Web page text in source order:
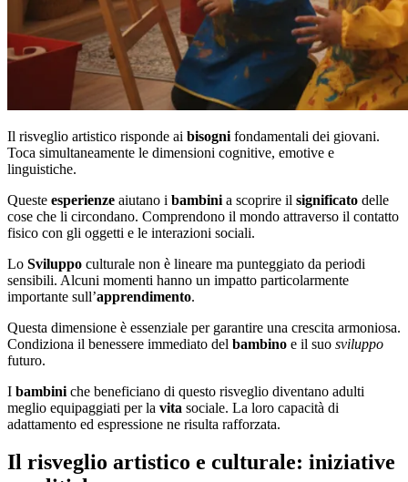
Il risveglio artistico risponde ai bisogni fondamentali dei giovani.
Toca simultaneamente le dimensioni cognitive, emotive e
linguistiche.
Queste esperienze aiutano i bambini a scoprire il significato delle
cose che li circondano. Comprendono il mondo attraverso il contatto
fisico con gli oggetti e le interazioni sociali.
Lo Sviluppo culturale non è lineare ma punteggiato da periodi
sensibili. Alcuni momenti hanno un impatto particolarmente
importante sull’apprendimento.
Questa dimensione è essenziale per garantire una crescita armoniosa.
Condiziona il benessere immediato del bambino e il suo sviluppo
futuro.
I bambini che beneficiano di questo risveglio diventano adulti
meglio equipaggiati per la vita sociale. La loro capacità di
adattamento ed espressione ne risulta rafforzata.
Il risveglio artistico e culturale: iniziative